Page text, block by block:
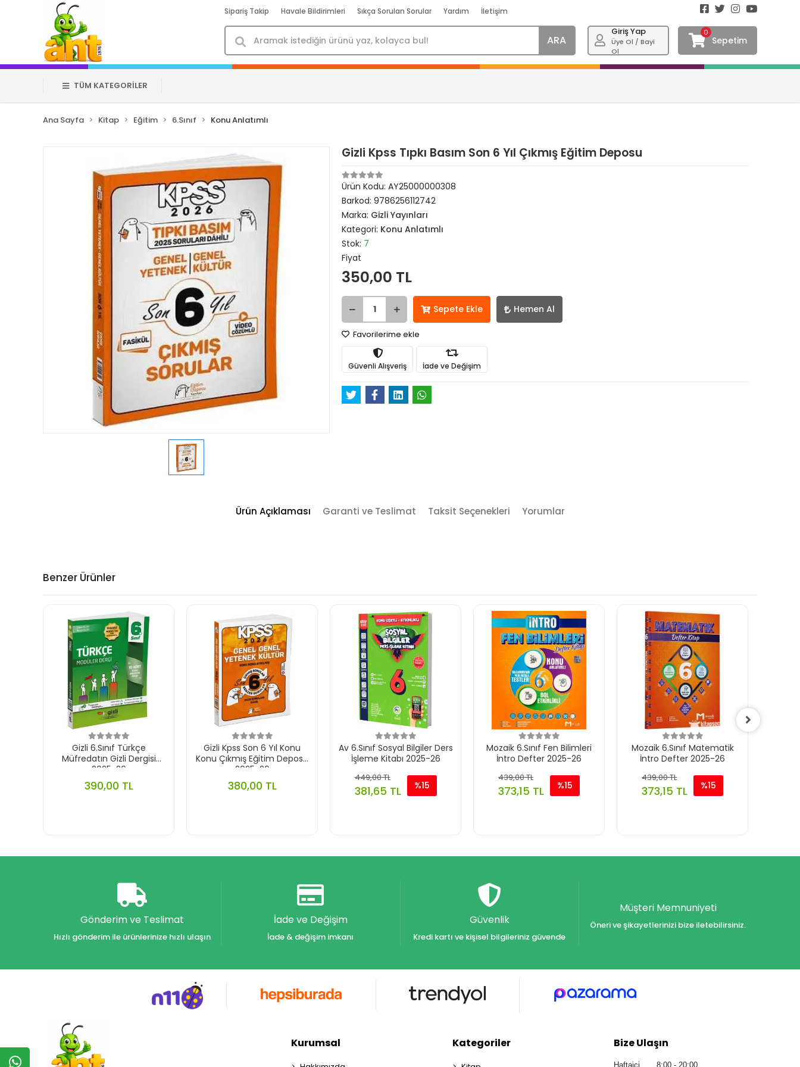
Sipariş Takip Havale Bildirimleri Sıkça Sorulan Sorular Yardım İletişim
ARA
Giriş Yap
Üye Ol / Bayi
Ol
0
Sepetim
TÜM KATEGORİLER
Ana Sayfa Kitap Eğitim 6.Sınıf Konu Anlatımlı
Gizli Kpss Tıpkı Basım Son 6 Yıl Çıkmış Eğitim Deposu
Ürün Kodu:AY25000000308
Barkod:9786256112742
Marka: Gizli Yayınları
Kategori: Konu Anlatımlı
Stok: 7
Fiyat
350,00 TL
Sepete Ekle Hemen Al
Favorilerime ekle
Güvenli Alışveriş İade ve Değişim
Ürün Açıklaması Garanti ve Teslimat Taksit Seçenekleri Yorumlar
Benzer Ürünler
Gizli 6.Sınıf Türkçe
Müfredatın Gizli Dergisi
2025-26
390,00 TL
Gizli Kpss Son 6 Yıl Konu
Konu Çıkmış Eğitim Deposu
2025-26
380,00 TL
Av 6.Sınıf Sosyal Bilgiler Ders
İşleme Kitabı 2025-26
449,00 TL
381,65 TL %15
Mozaik 6.Sınıf Fen Bilimleri
İntro Defter 2025-26
439,00 TL
373,15 TL %15
Mozaik 6.Sınıf Matematik
İntro Defter 2025-26
439,00 TL
373,15 TL %15
Gönderim ve Teslimat
Hızlı gönderim ile ürünlerinize hızlı ulaşın
İade ve Değişim
İade & değişim imkanı
Güvenlik
Kredi kartı ve kişisel bilgileriniz güvende
Müşteri Memnuniyeti
Öneri ve şikayetlerinizi bize iletebilirsiniz.
Kurumsal Kategoriler Bize Ulaşın
Haftaiçi 8:00 - 20:00